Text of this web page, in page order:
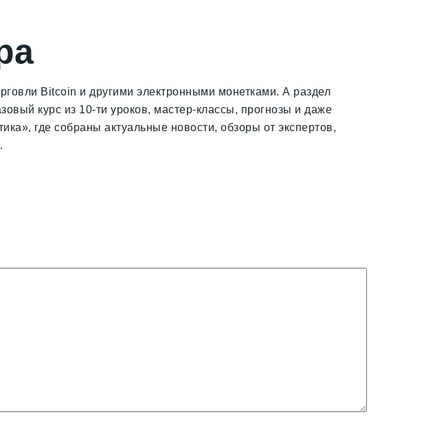
Bitcoin и другими электронными монетками. А раздел
курс из 10-ти уроков, мастер-классы, прогнозы и даже
где собраны актуальные новости, обзоры от экспертов,